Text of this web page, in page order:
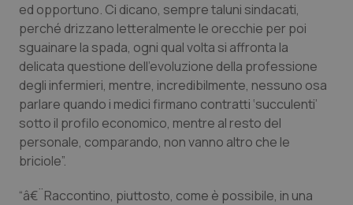
Veneto
Oncoematologia
Oncologia & Nutrizione
Psoriasi & pelle
Quotidiano Cardiologia
ed opportuno. Ci dicano, sempre taluni sindacati,
perché drizzano letteralmente le orecchie per poi
sguainare la spada, ogni qual volta si affronta la
delicata questione dell’evoluzione della professione
degli infermieri, mentre, incredibilmente, nessuno osa
parlare quando i medici firmano contratti ‘succulenti’
sotto il profilo economico, mentre al resto del
personale, comparando, non vanno altro che le
briciole”.
“â€¨Raccontino, piuttosto, come è possibile, in una